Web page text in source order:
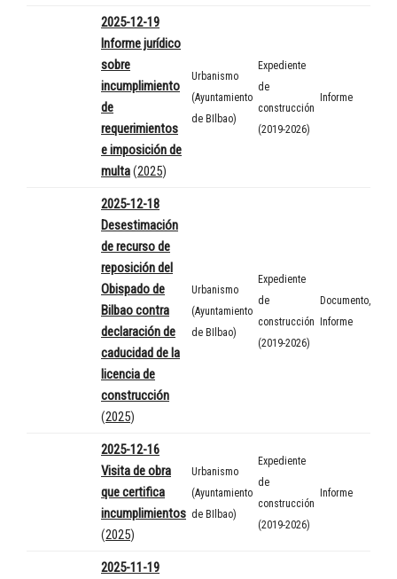
2025-12-19
Informe jurídico
sobre
incumplimiento
de
requerimientos
e imposición de
multa(2025)
Urbanismo
(Ayuntamiento
de BIlbao)
Expediente
de
construcción
(2019-2026)
Informe
2025-12-18
Desestimación
de recurso de
reposición del
Obispado de
Bilbao contra
declaración de
caducidad de la
licencia de
construcción
(2025)
Urbanismo
(Ayuntamiento
de BIlbao)
Expediente
de
construcción
(2019-2026)
Documento
Informe
2025-12-16
Visita de obra
que certifica
incumplimientos
(2025)
Urbanismo
(Ayuntamiento
de BIlbao)
Expediente
de
construcción
(2019-2026)
Informe
2025-11-19